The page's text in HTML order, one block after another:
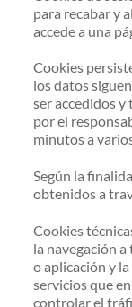
para recabar y
accede a una
Cookies
los datos
ser accedidos
por el
minutos a
Según la
obtenidos a
Cookies
la navegación
o aplicación y
servicios que
controlar el